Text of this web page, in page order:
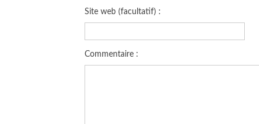
Site web (facultatif) :
Commentaire :